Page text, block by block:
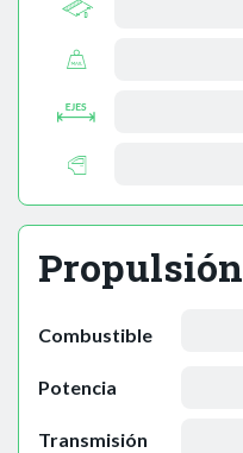
Propulsión
Combustible
Potencia
Transmisión